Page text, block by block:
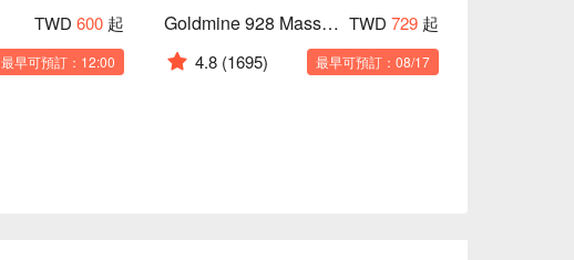
TWD 600 起
最早可預訂：12:00
Goldmine 928 Massage TWD 729 起
4.8 (1695) 最早可預訂：08/17